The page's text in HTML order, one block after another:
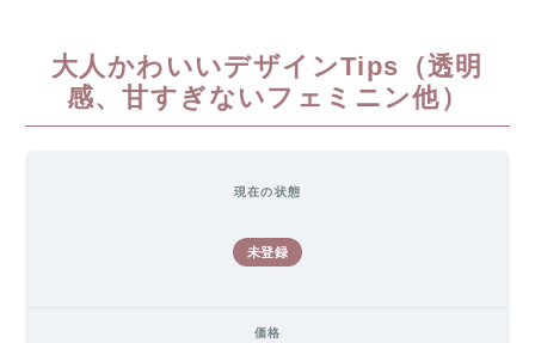
大人かわいいデザインTips（透明
感、甘すぎないフェミニン他）
現在の状態
未登録
価格